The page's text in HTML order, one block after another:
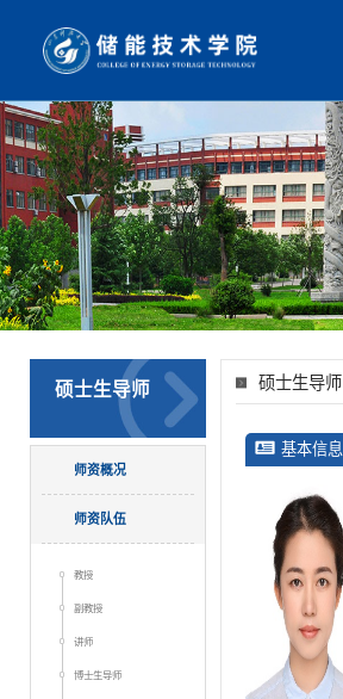
硕士生导师
师资概况
师资队伍
教授
副教授
讲师
博士生导师
硕士生导师
基本信息